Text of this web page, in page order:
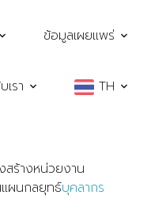
ข้อมูลเผยแพร่
เรา TH
สร้างหน่วยงาน
แผนกลยุทธ์บุคลากร